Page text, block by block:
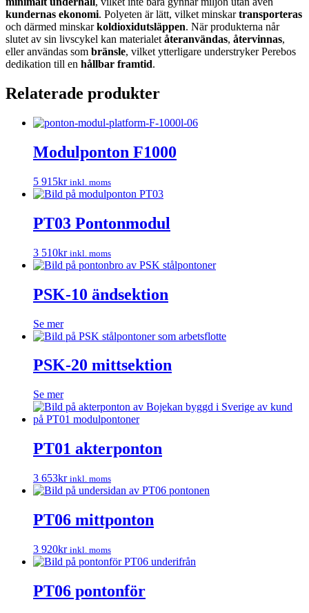
kundernas ekonomi. Polyeten är lätt, vilket minskartransporteras
och därmed minskarkoldioxidutsläppen. När produkterna når
slutet av sin livscykel kan materialet återanvändas, återvinnas,
eller användas som bränsle, vilket ytterligare understryker Perebos
dedikation till en hållbar framtid.
Relaterade produkter
Modulponton F1000
5 915kr inkl. moms
PT03 Pontonmodul
3 510kr inkl. moms
PSK-10 ändsektion
Se mer
PSK-20 mittsektion
Se mer
PT01 akterponton
3 653kr inkl. moms
PT06 mittponton
3 920kr inkl. moms
PT06 pontonför